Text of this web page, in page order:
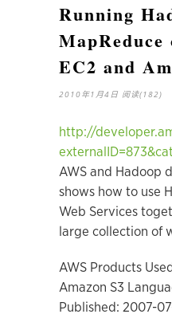
Running
MapReduce
EC2 and
2010年1月4日 阅读(182)
http://
AWS and Hadoop
shows how to use
Web Services
large collection of
AWS Products
Amazon S3
Published: 2007-